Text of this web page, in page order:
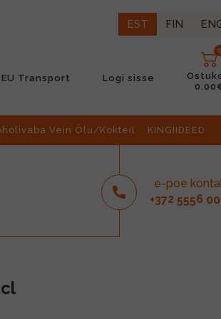
EST FIN
EU Transport Logi sisse
0
Vein Õlu/Kokteil KINGIIDEED
e-poe
+372 5556 00